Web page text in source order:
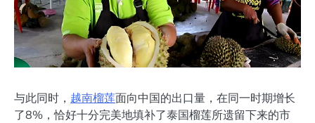
与此同时， 越南榴莲面向中国的出口量，在同一时期增长
了8%，恰好十分完美地填补了泰国榴莲所遗留下来的市